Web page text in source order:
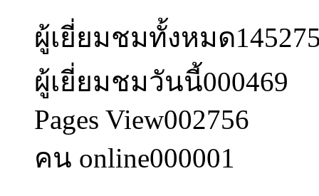
ผู้เยี่ยมชมทั้งหมด
ผู้เยี่ยมชมวันนี้000469
Pages View002756
คน online000001